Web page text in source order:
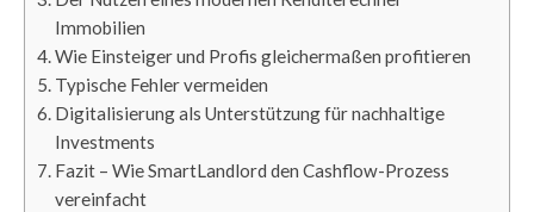
Immobilien
Wie Einsteiger und Profis gleichermaßen profitieren
Typische Fehler vermeiden
Digitalisierung als Unterstützung für nachhaltige
Investments
Fazit – Wie SmartLandlord den Cashflow-Prozess
vereinfacht